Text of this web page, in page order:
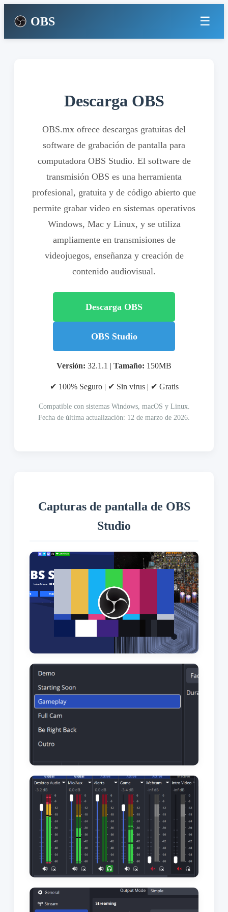
OBS
Descarga OBS
OBS.mx ofrece descargas gratuitas del
software de grabación de pantalla para
computadora OBS Studio. El software de
transmisión OBS es una herramienta
profesional, gratuita y de código abierto que
permite grabar video en sistemas operativos
Windows, Mac y Linux, y se utiliza
ampliamente en transmisiones de
videojuegos, enseñanza y creación de
contenido audiovisual.
Descarga OBS
OBS Studio
Versión: 32.1.1 | Tamaño: 150MB
✔ 100% Seguro | ✔ Sin virus | ✔ Gratis
Compatible con sistemas Windows, macOS y Linux.
Fecha de última actualización: 12 de marzo de 2026.
Capturas de pantalla de OBS
Studio